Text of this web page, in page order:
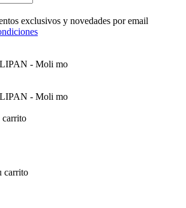
exclusivos y novedades por email
carrito
carrito